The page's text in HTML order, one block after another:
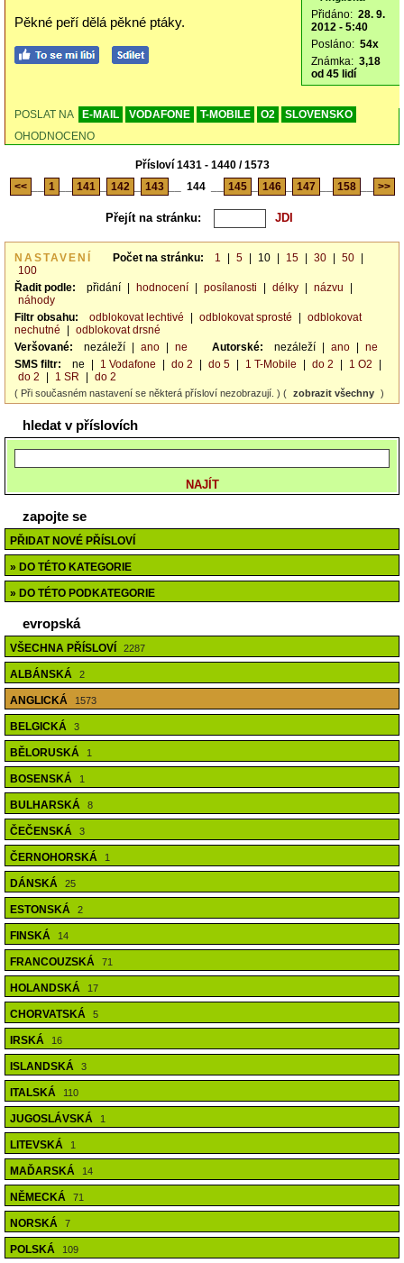
Pěkné peří dělá pěkné ptáky.
Přidáno: 28. 9.
2012 - 5:40
Posláno: 54x
Známka: 3,18
od 45 lidí
POSLAT NA E-MAIL VODAFONE T-MOBILE O2
SLOVENSKO
OHODNOCENO
Přísloví 1431 - 1440 / 1573
<<
1 141 142 143 144 145 146 147 158 >>
Přejít na stránku:
NASTAVENÍ Počet na stránku: 1 5 10 15 30 50
100
Řadit podle:
přidání hodnocení posílanosti délky názvu
náhody
Filtr obsahu:
odblokovat lechtivé odblokovat sprosté
odblokovat
nechutné
odblokovat drsné
Veršované:
nezáleží ano ne Autorské: nezáleží ano
ne
SMS filtr:
ne 1 Vodafone do 2 do 5 1 T-Mobile do 2 1 O2
do 2
1 SR do 2
( Při současném nastavení se některá přísloví nezobrazují. ) ( zobrazit všechny )
hledat v příslovích
zapojte se
PŘIDAT NOVÉ PŘÍSLOVÍ
» DO TÉTO KATEGORIE
» DO TÉTO PODKATEGORIE
evropská
VŠECHNA PŘÍSLOVÍ 2287
ALBÁNSKÁ 2
ANGLICKÁ 1573
BELGICKÁ 3
BĚLORUSKÁ 1
BOSENSKÁ 1
BULHARSKÁ 8
ČEČENSKÁ 3
ČERNOHORSKÁ 1
DÁNSKÁ 25
ESTONSKÁ 2
FINSKÁ 14
FRANCOUZSKÁ 71
HOLANDSKÁ 17
CHORVATSKÁ 5
IRSKÁ 16
ISLANDSKÁ 3
ITALSKÁ 110
JUGOSLÁVSKÁ 1
LITEVSKÁ 1
MAĎARSKÁ 14
NĚMECKÁ 71
NORSKÁ 7
POLSKÁ 109